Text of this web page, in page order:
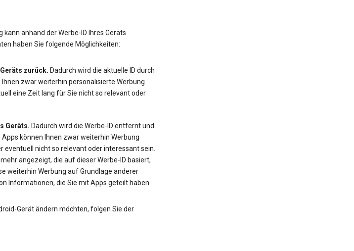
anhand der Werbe-ID Ihres Geräts
haben Sie folgende Möglichkeiten:
zurück. Dadurch wird die aktuelle ID durch
zwar weiterhin personalisierte Werbung
eine Zeit lang für Sie nicht so relevant oder
Geräts. Dadurch wird die Werbe-ID entfernt und
können Ihnen zwar weiterhin Werbung
eventuell nicht so relevant oder interessant sein.
angezeigt, die auf dieser Werbe-ID basiert,
weiterhin Werbung auf Grundlage anderer
Informationen, die Sie mit Apps geteilt haben.
Gerät ändern möchten, folgen Sie der